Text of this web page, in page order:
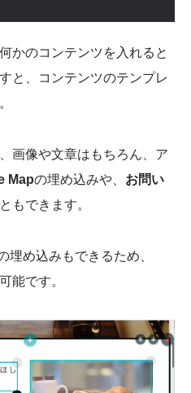
かのコンテンツを入れると
と、コンテンツのテンプレ
画像や文章はもちろん、ア
Mapの埋め込みや、 お問い
もできます。
埋め込みもできるため、
能です。